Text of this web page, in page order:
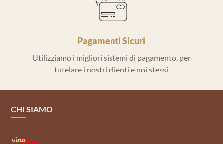
Pagamenti Sicuri
Utilizziamo i migliori sistemi di pagamento, per
tutelare i nostri clienti e noi stessi
CHI SIAMO